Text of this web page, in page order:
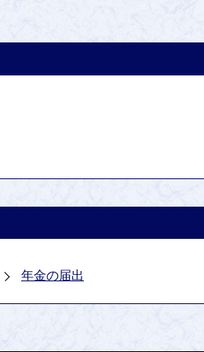
年金の届出